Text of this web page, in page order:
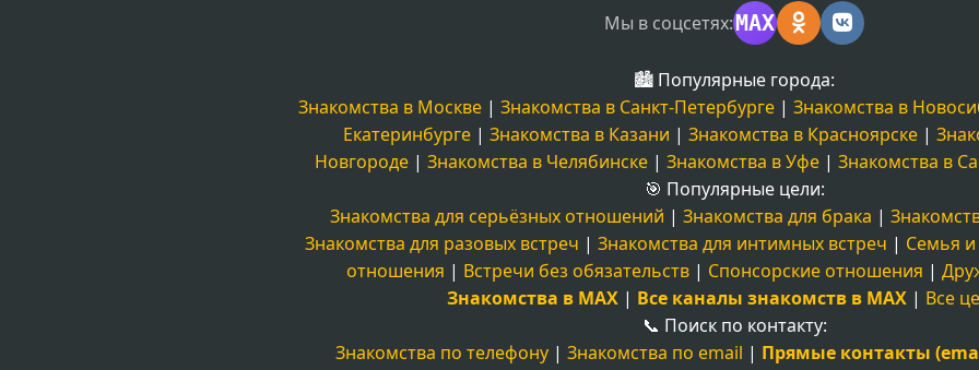
Мы в соцсетях:MAX
🏙️ Популярные города:
Знакомства в Москве | Знакомства в Санкт-Петербурге | Знакомства в
Екатеринбурге| Знакомства в Казани | Знакомства в Красноярске|
Новгороде| Знакомства в Челябинске| Знакомства в Уфе| Знакомства в
🎯 Популярные цели:
Знакомства для серьёзных отношений | Знакомства для брака |
Знакомства для разовых встреч | Знакомства для интимных встреч | Семья и
отношения | Встречи без обязательств| Спонсорские отношения |
Знакомства в MAX | Все каналы знакомств в MAX | Все
📞 Поиск по контакту:
Знакомства по телефону | Знакомства по email | Прямые контакты